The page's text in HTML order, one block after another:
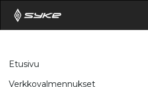
Etusivu
Verkkovalmennukset